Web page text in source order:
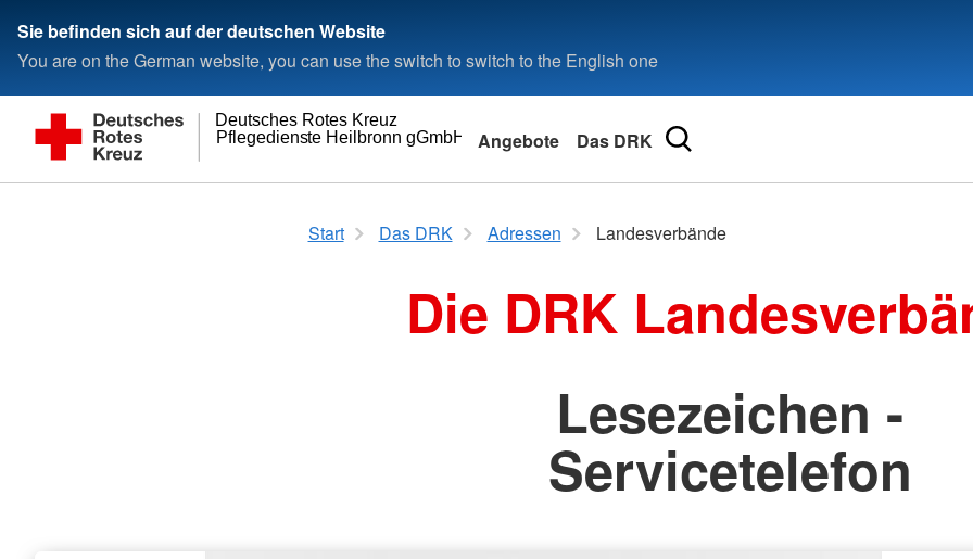
Sie befinden sich auf der deutschen Website
You are on the German website, you can use the switch to switch to the English one
Pflegedienste Heilbronn gGmbH
Deutsches Rotes Kreuz
Angebote Das DRK
Adressen
Landesverbände
Kreisverbände
Start Das DRK Adressen Landesverbände
Die DRK
Lesezeichen -
Servicetelefon